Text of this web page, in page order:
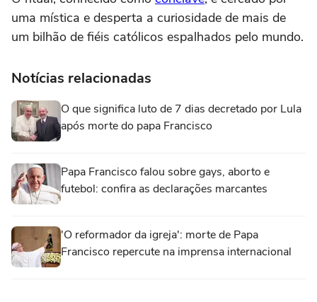
uma mística e desperta a curiosidade de mais de
um bilhão de fiéis católicos espalhados pelo mundo.
Notícias relacionadas
O que significa luto de 7 dias decretado por Lula
após morte do papa Francisco
Papa Francisco falou sobre gays, aborto e
futebol: confira as declarações marcantes
'O reformador da igreja': morte de Papa
Francisco repercute na imprensa internacional